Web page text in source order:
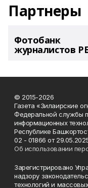
Партнеры
Фотобанк
журналистов
© 2015-2026
Газета «Зилаирские
Федеральной службы
информационных
Республике
02 - 01866 от
Об использовании
Зарегистрировано
надзору
технологий и